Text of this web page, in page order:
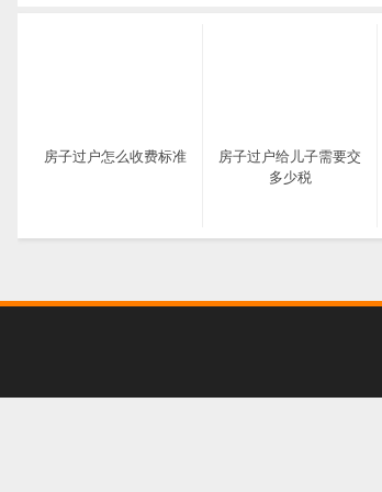
房子过户怎么收费标准
房子过户给儿子需要交
多少税